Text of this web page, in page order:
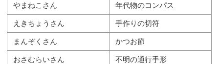
やまねこさん 年代物のコンパス
えきちょうさん 手作りの切符
まんぞくさん かつお節
おさむらいさん 不明の通行手形